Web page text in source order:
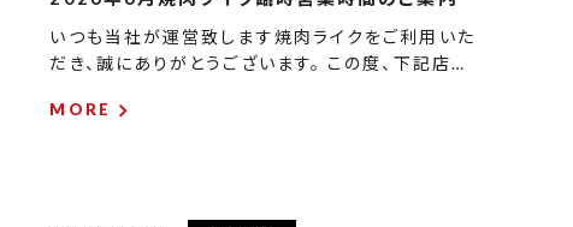
いつも当社が運営致します焼肉ライクをご利用いた
だき、誠にありがとうございます。 この度、下記店…
MORE